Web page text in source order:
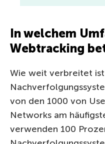
In welchem
Webtracking
Wie weit verbreitet
von den 1000 von
Networks am
verwenden 100